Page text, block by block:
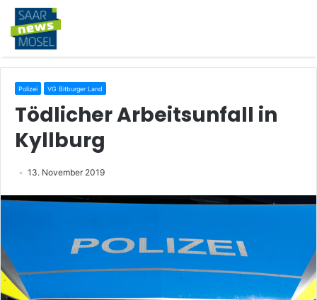
Polizei VG Bitburger Land
Tödlicher Arbeitsunfall in
Kyllburg
13. November 2019